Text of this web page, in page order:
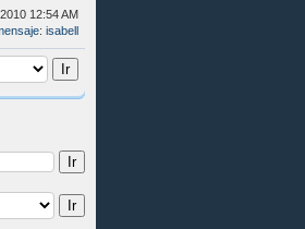
12:54 AM
: isabell